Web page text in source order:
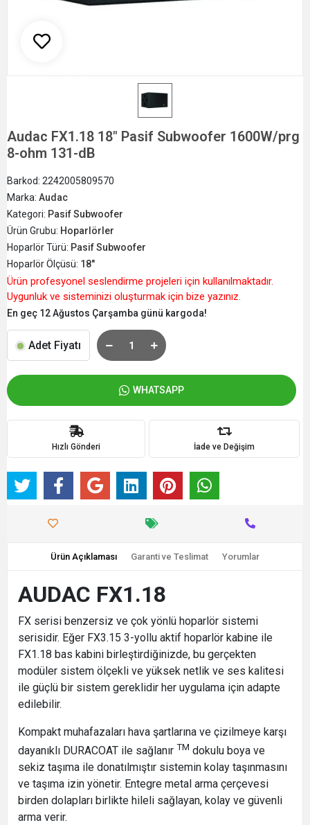
Audac FX1.18 18" Pasif Subwoofer 1600W/prg
8-ohm 131-dB
Barkod: 2242005809570
Marka: Audac
Kategori: Pasif Subwoofer
Ürün Grubu: Hoparlörler
Hoparlör Türü: Pasif Subwoofer
Hoparlör Ölçüsü: 18"
Ürün profesyonel seslendirme projeleri için kullanılmaktadır.
Uygunluk ve sisteminizi oluşturmak için bize yazınız.
En geç 12 Ağustos Çarşamba günü kargoda!
Adet Fiyatı
WHATSAPP
Hızlı Gönderi İade ve Değişim
Ürün Açıklaması Garanti ve Teslimat Yorumlar
AUDAC FX1.18
FX serisi benzersiz ve çok yönlü hoparlör sistemi
serisidir. Eğer FX3.15 3-yollu aktif hoparlör kabine ile
FX1.18 bas kabini birleştirdiğinizde, bu gerçekten
modüler sistem ölçekli ve yüksek netlik ve ses kalitesi
ile güçlü bir sistem gereklidir her uygulama için adapte
edilebilir.
Kompakt muhafazaları hava şartlarına ve çizilmeye karşı
dayanıklı DURACOAT ile sağlanır TM dokulu boya ve
sekiz taşıma ile donatılmıştır sistemin kolay taşınmasını
ve taşıma izin yönetir. Entegre metal arma çerçevesi
birden dolapları birlikte hileli sağlayan, kolay ve güvenli
arma verir.